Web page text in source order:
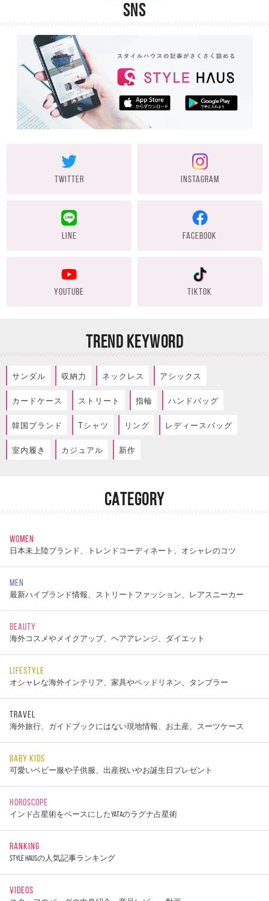
SNS
TWITTER INSTAGRAM
LINE FACEBOOK
YOUTUBE TIKTOK
TREND KEYWORD
サンダル 収納力 ネックレス アシックス
カードケース ストリート 指輪 ハンドバッグ
韓国ブランド Tシャツ リング レディースバッグ
室内履き カジュアル 新作
CATEGORY
WOMEN
日本未上陸ブランド、トレンドコーディネート、オシャレのコツ
MEN
最新ハイブランド情報、ストリートファッション、レアスニーカー
BEAUTY
海外コスメやメイクアップ、ヘアアレンジ、ダイエット
LIFESTYLE
オシャレな海外インテリア、家具やベッドリネン、タンブラー
TRAVEL
海外旅行、ガイドブックにはない現地情報、お土産、スーツケース
BABY KIDS
可愛いベビー服や子供服、出産祝いやお誕生日プレゼント
HOROSCOPE
インド占星術をベースにしたYATAのラグナ占星術
RANKING
STYLE HAUSの人気記事ランキング
VIDEOS